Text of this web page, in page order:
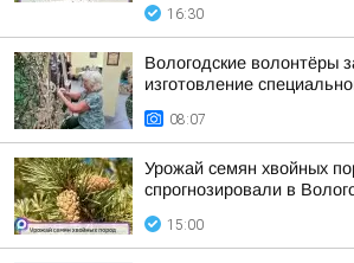
16:30
Вологодские волонтёры
изготовление
08:07
Урожай семян хвойных
спрогнозировали в
15:00